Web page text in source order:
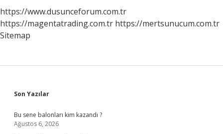
https://www.dusunceforum.com.tr
https://magentatrading.com.tr https://mertsunucum.com.tr
Sitemap
Sidebar
Son Yazılar
Bu sene balonları kim kazandı ?
Ağustos 6, 2026